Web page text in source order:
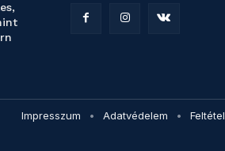
Impresszum Adatvédelem